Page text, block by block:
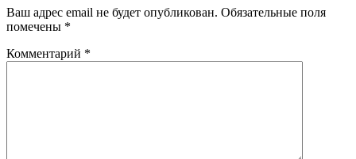
Ваш адрес email не будет опубликован. Обязательные поля
помечены *
Комментарий *